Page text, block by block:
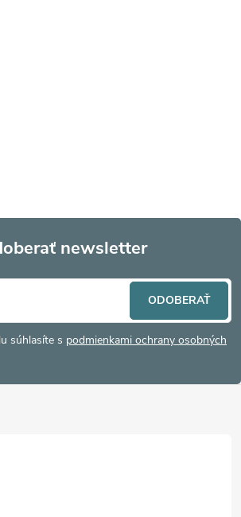
newsletter
súhlasíte s podmienkami ochrany osobných
ODOBERAŤ